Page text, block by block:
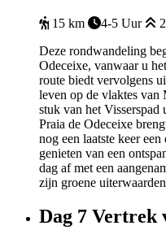
15 km 4-5 Uur
Deze rondwandeling
Odeceixe, vanwaar u
route biedt vervolgens
leven op de vlaktes van
stuk van het Visserspad
Praia de Odeceixe
nog een laatste keer
genieten van een
dag af met een
zijn groene
Dag 7 Vertrek